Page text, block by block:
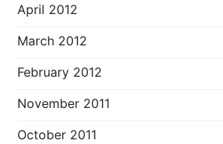
April 2012
March 2012
February 2012
November 2011
October 2011